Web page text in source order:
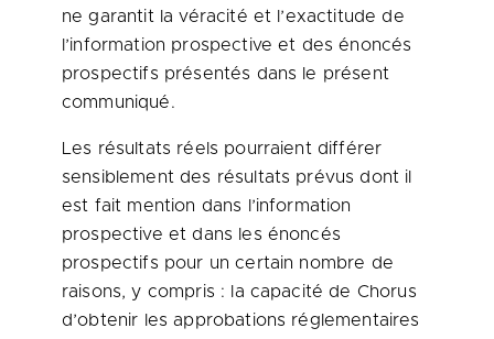
ne garantit la véracité et l’exactitude de
l’information prospective et des énoncés
prospectifs présentés dans le présent
communiqué.
Les résultats réels pourraient différer
sensiblement des résultats prévus dont il
est fait mention dans l’information
prospective et dans les énoncés
prospectifs pour un certain nombre de
raisons, y compris : la capacité de Chorus
d’obtenir les approbations réglementaires